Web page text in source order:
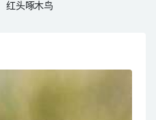
红头啄木鸟